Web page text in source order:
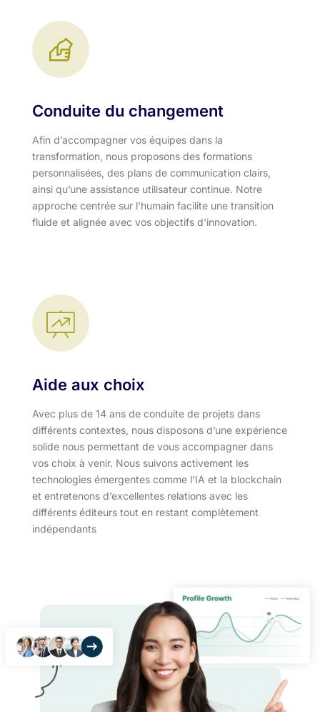
Conduite du changement
Afin d’accompagner vos équipes dans la
transformation, nous proposons des formations
personnalisées, des plans de communication clairs,
ainsi qu’une assistance utilisateur continue. Notre
approche centrée sur l'humain facilite une transition
fluide et alignée avec vos objectifs d'innovation.​
Aide aux choix
Avec plus de 14 ans de conduite de projets dans
différents contextes, nous disposons d’une expérience
solide nous permettant de vous accompagner dans
vos choix à venir. Nous suivons activement les
technologies émergentes comme l’IA et la blockchain
et entretenons d’excellentes relations avec les
différents éditeurs tout en restant complètement
indépendants